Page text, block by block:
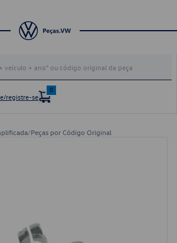
registre-se
0
/Peças por Código Original